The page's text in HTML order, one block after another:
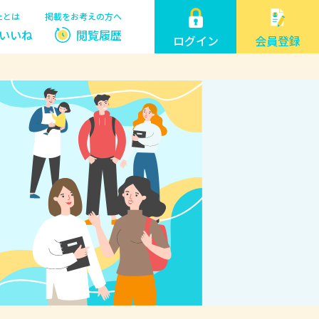
とは 掲載をお考えの方へ
いね 閲覧履歴 ログイン 会員登録